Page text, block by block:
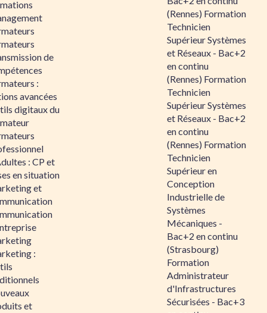
de
:
avancées
digitaux du
: CP et
en situation
et
:
et
(Rennes) Formation
Technicien
Supérieur Systèmes
et Réseaux - Bac+2
en continu
(Rennes) Formation
Technicien
Supérieur Systèmes
et Réseaux - Bac+2
en continu
(Rennes) Formation
Technicien
Supérieur en
Conception
Industrielle de
Systèmes
Mécaniques -
Bac+2 en continu
(Strasbourg)
Formation
Administrateur
d'Infrastructures
Sécurisées - Bac+3